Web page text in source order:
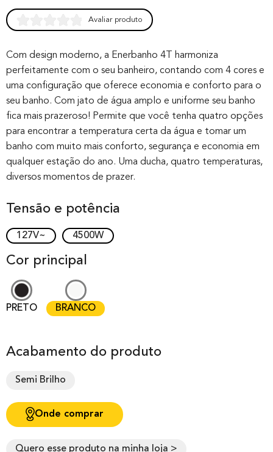
out of 0
based on
customer
rating
Avaliar produto
Com design moderno, a Enerbanho 4T harmoniza
perfeitamente com o seu banheiro, contando com 4 cores e
uma configuração que oferece economia e conforto para o
seu banho. Com jato de água amplo e uniforme seu banho
fica mais prazeroso! Permite que você tenha quatro opções
para encontrar a temperatura certa da água e tomar um
banho com muito mais conforto, segurança e economia em
qualquer estação do ano. Uma ducha, quatro temperaturas,
diversos momentos de prazer.
Tensão e potência
127V~ 4500W
Cor principal
PRETO BRANCO
Acabamento do produto
Semi Brilho
Onde comprar
Quero esse produto na minha loja >